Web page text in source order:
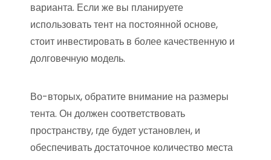
варианта. Если же вы планируете
использовать тент на постоянной основе,
стоит инвестировать в более качественную и
долговечную модель.
Во-вторых, обратите внимание на размеры
тента. Он должен соответствовать
пространству, где будет установлен, и
обеспечивать достаточное количество места